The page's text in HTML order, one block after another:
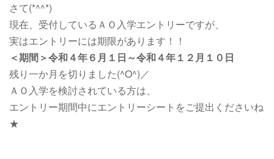
さて(*^^*)
現在、受付しているＡＯ入学エントリーですが、
実はエントリーには期限があります！！
＜期間＞令和４年６月１日～令和４年１２月１０日
残り一か月を切りました(^O^)／
ＡＯ入学を検討されている方は、
エントリー期間中にエントリーシートをご提出くださいね
★